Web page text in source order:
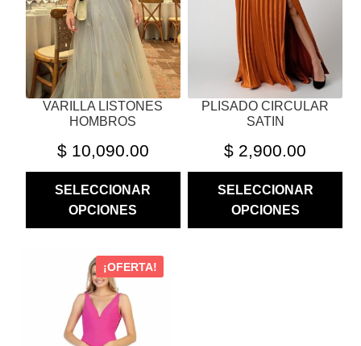
VARILLA LISTONES
HOMBROS
$10,090.00
SELECCIONAR
OPCIONES
PUEDEN
ELEGIR
EN
LA
PÁGINA
PLISADO CIRCULAR
SATIN
$ 2,900.00
SELECCIONAR
OPCIONES
PUEDEN
DE
¡OFERTA!
PRODUCTO
MÚLTIPLES
VARIANTES.